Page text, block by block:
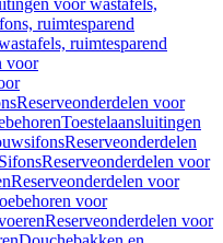
voor wastafels,
ruimtesparend
ruimtesparend
voor
Reserveonderdelen voor
Toestelaansluitingen
Reserveonderdelen
SifonsReserveonderdelen voor
Reserveonderdelen voor
voor
Reserveonderdelen voor